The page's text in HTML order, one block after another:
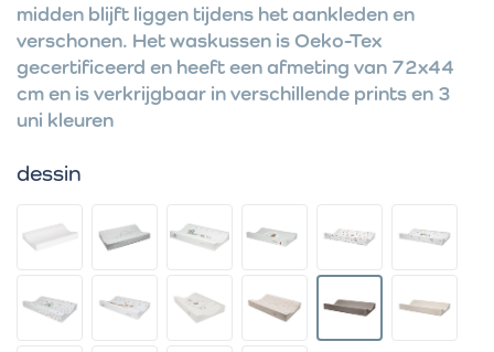
midden blijft liggen tijdens het aankleden en
verschonen. Het waskussen is Oeko-Tex
gecertificeerd en heeft een afmeting van 72x44
cm en is verkrijgbaar in verschillende prints en 3
uni kleuren
dessin